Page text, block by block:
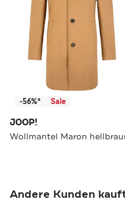
-56%* Sale
JOOP!
Wollmantel Maron
Andere Kunden